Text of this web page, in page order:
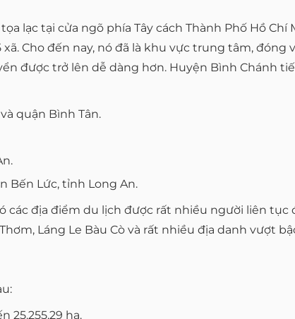
lạc tại cửa ngõ phía Tây cách Thành Phố Hồ
Cho đến nay, nó đã là khu vực trung tâm,
được trở lên dễ dàng hơn. Huyện Bình Chánh
quận Bình Tân.
Bến Lức, tỉnh Long An.
các địa điểm du lịch được rất nhiều người liên
Láng Le Bàu Cò và rất nhiều địa danh vượt
25.255,29 ha.